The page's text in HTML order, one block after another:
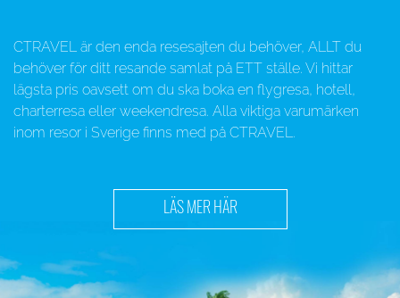
CTRAVEL är den enda resesajten du behöver, ALLT du
behöver för ditt resande samlat på ETT ställe. Vi hittar
lägsta pris oavsett om du ska boka en flygresa, hotell,
charterresa eller weekendresa. Alla viktiga varumärken
inom resor i Sverige finns med på CTRAVEL.
LÄS MER HÄR